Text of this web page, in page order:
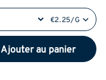
€2.25/G
Ajouter au panier